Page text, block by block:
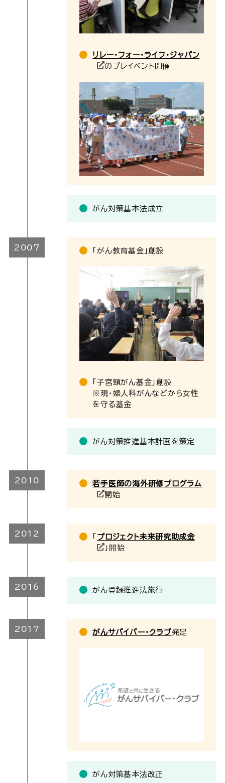
リレー・フォー・ライフ・ジャパン
のプレイベント開催
がん対策基本法成立
2007 「がん教育基金」創設
「子宮頸がん基金」創設
※現・婦人科がんなどから女性
を守る基金
がん対策推進基本計画を策定
2010
若手医師の海外研修プログラム
開始
2012 「 プロジェクト未来研究助成金
」開始
2016 がん登録推進法施行
2017 がんサバイバー・クラブ発足
がん対策基本法改正